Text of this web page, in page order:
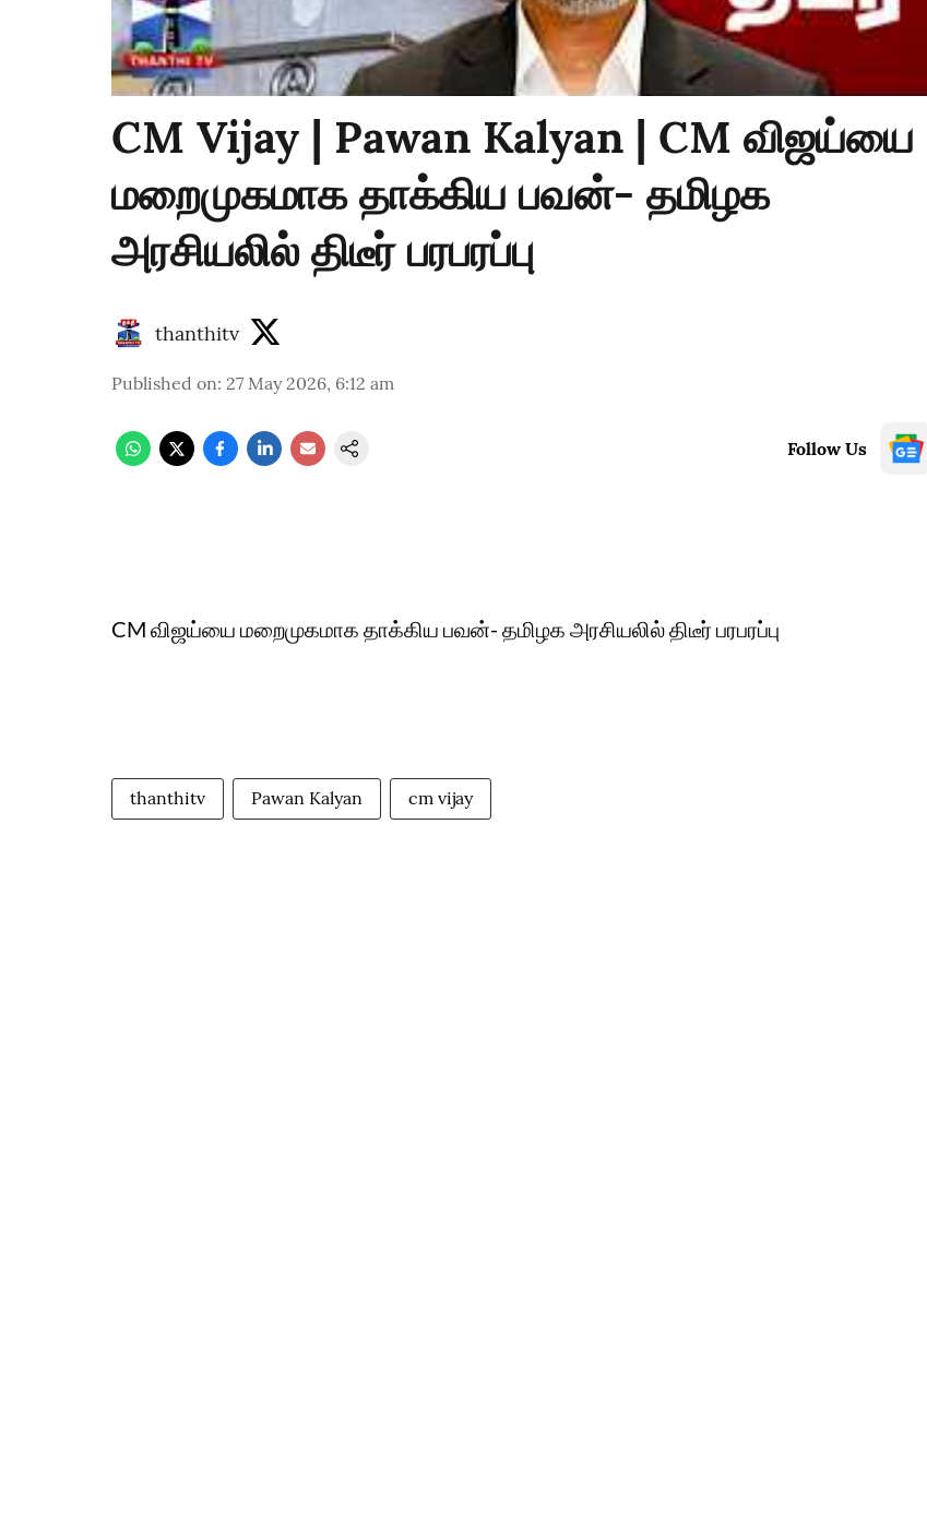
CM Vijay | Pawan Kalyan | CM விஜய்யை
மறைமுகமாக தாக்கிய பவன்- தமிழக
அரசியலில் திடீர் பரபரப்பு
thanthitv
Published on: 27 May 2026, 6:12 am
Follow Us
CM விஜய்யை மறைமுகமாக தாக்கிய பவன்- தமிழக அரசியலில் திடீர் பரபரப்பு
thanthitv Pawan Kalyan cm vijay